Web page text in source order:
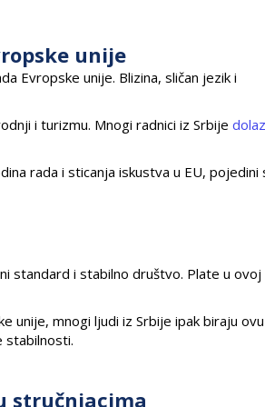
unije
Evropske unije. Blizina, sličan jezik i
i turizmu. Mnogi radnici iz Srbije
rada i sticanja iskustva u EU, pojedini
standard i stabilno društvo. Plate u
unije, mnogi ljudi iz Srbije ipak biraju ovu
stabilnosti.
stručnjacima